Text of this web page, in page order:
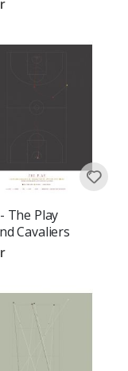
The Play
Cavaliers